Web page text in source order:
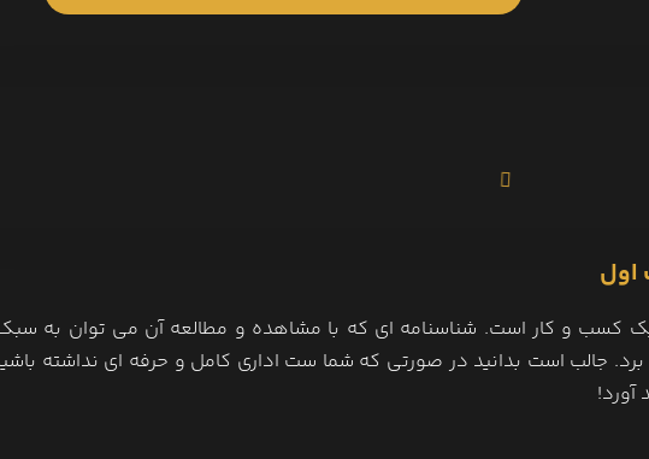
اول
کسب و کار است. شناسنامه ای که با مشاهده و مطالعه آن می توان به سبک
جالب است بدانید در صورتی که شما ست اداری کامل و حرفه ای نداشته
آورد!